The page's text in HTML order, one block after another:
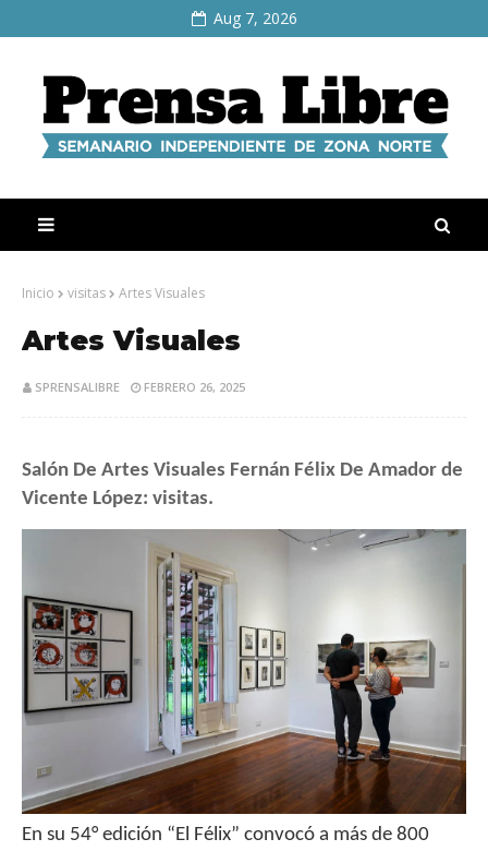
Aug 7, 2026
Inicio visitas Artes Visuales
Artes Visuales
SPRENSALIBRE FEBRERO 26, 2025
Salón De Artes Visuales Fernán Félix De Amador de
Vicente López: visitas.
En su 54° edición “El Félix” convocó a más de 800